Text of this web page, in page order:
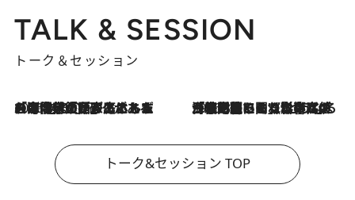
TALK & SESSION
トーク＆セッション
2026.8.3
「今後値上げがあるとすれば…」「リスクがあるのは今年の冬」エネルギー専門家が語る、ホルムズ海峡封鎖が家庭にもたらす“ある心配” 2026.8.3
「住宅建てられない…」「サーチャージ料の高値が続いている」ホルムズ海峡封鎖による影響はいつまで続く？《エネルギー専門家に聞く“どうなる日本の暮らし”》
トーク&セッション TOP